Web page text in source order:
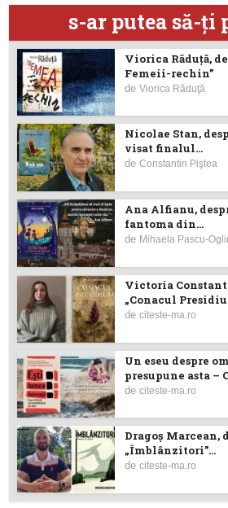
s-ar putea să-ţi
Viorica Răduţă,
Femeii-rechin”
deViorica Răduţă
Nicolae Stan,
visat finalul...
deConstantin Piştea
Ana Alfianu,
fantoma din...
de Mihaela Pascu-
Victoria
„Conacul
deciteste-ma.ro
Un eseu despre
presupune asta –
deciteste-ma.ro
Dragoş Marcean,
„Îmblânzitori”...
deciteste-ma.ro